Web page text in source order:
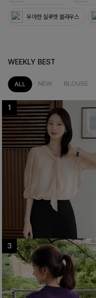
우아한 실루엣 블라우스
WEEKLY BEST
ALL NEW BLOUSE